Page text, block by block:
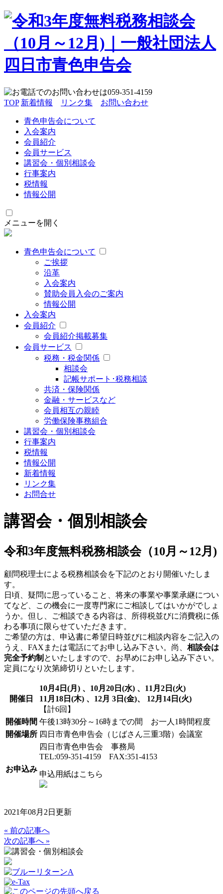
TOP 新着情報 リンク集 お問い合わせ
青色申告会について
入会案内
会員紹介
会員サービス
講習会・個別相談会
行事案内
税情報
情報公開
メニューを開く
青色申告会について
ご挨拶
沿革
入会案内
賛助会員入会のご案内
情報公開
入会案内
会員紹介
会員紹介掲載募集
会員サービス
税務・税金関係
相談会
記帳サポート･税務相談
共済・保険関係
金融・サービスなど
会員相互の親睦
労働保険事務組合
講習会・個別相談会
行事案内
税情報
情報公開
新着情報
リンク集
お問合せ
講習会・個別相談会
令和3年度無料税務相談会（10月～12月)
顧問税理士による税務相談会を下記のとおり開催いたしま
す。
日頃、疑問に思っていること、将来の事業や事業承継につい
てなど、この機会に一度専門家にご相談してはいかがでしょ
うか。但し、ご相談できる内容は、所得税並びに消費税に係
わる事項に限らせていただきます。
ご希望の方は、申込書に希望日時並びに相談内容をご記入の
うえ、FAXまたは電話にてお申し込み下さい。尚、 相談会は
完全予約制 といたしますので、お早めにお申し込み下さい。
定員になり次第締切りといたします。
開催日
10月4日(月) 、10月20日(水) 、11月2日(火)
11 月18日(木) 、12月 3日(金)、 12月14日(火)
【計6回】
開催時間 午後13時30分～16時までの間 お一人1時間程度
開催場所 四日市青色申告会（じばさん三重3階）会議室
お申込み
四日市青色申告会 事務局
TEL:059-351‐4159 FAX:351‐4153
申込用紙はこちら
2021年08月2日更新
« 前の記事へ
次の記事へ »